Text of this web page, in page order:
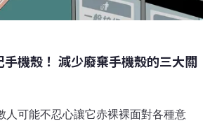
生動的音訊。iPhone 16 Pro Max
手機殼！ 減少廢棄手機殼的三大關
人可能不忍心讓它赤裸裸面對各種意